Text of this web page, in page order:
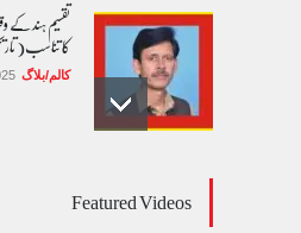
تقسیم ہند کے
کا تناسب(
کالم/بلاگ
Featured Videos